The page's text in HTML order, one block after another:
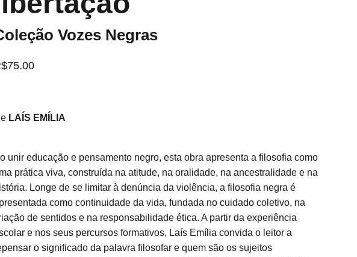
Vozes Negras
LAÍS EMÍLIA
unir educação e pensamento negro, esta obra apresenta a filosofia como
prática viva, construída na atitude, na oralidade, na ancestralidade e na
Longe de se limitar à denúncia da violência, a filosofia negra é
como continuidade da vida, fundada no cuidado coletivo, na
de sentidos e na responsabilidade ética. A partir da experiência
e nos seus percursos formativos, Laís Emília convida o leitor a
o significado da palavra filosofar e quem são os sujeitos